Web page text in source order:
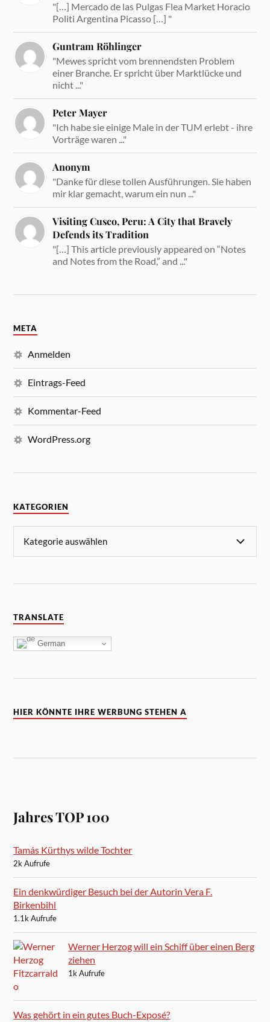
"[…] Mercado de las Pulgas Flea Market Horacio
Politi Argentina Picasso […] "
Guntram Röhlinger
"Mewes spricht vom brennendsten Problem
einer Branche. Er spricht über Marktlücke und
nicht ..."
Peter Mayer
"Ich habe sie einige Male in der TUM erlebt - ihre
Vorträge waren ..."
Anonym
"Danke für diese tollen Ausführungen. Sie haben
mir klar gemacht, warum ein nun ..."
Visiting Cusco, Peru: A City that Bravely
Defends its Tradition
"[…] This article previously appeared on “Notes
and Notes from the Road,” and ..."
META
Anmelden
Eintrags-Feed
Kommentar-Feed
WordPress.org
KATEGORIEN
TRANSLATE
German
HIER KÖNNTE IHRE WERBUNG STEHEN A
Jahres TOP 100
Tamás Kürthys wilde Tochter
2k Aufrufe
Ein denkwürdiger Besuch bei der Autorin Vera F.
Birkenbihl
1.1k Aufrufe
Werner Herzog will ein Schiff über einen Berg
ziehen
1k Aufrufe
Was gehört in ein gutes Buch-Exposé?